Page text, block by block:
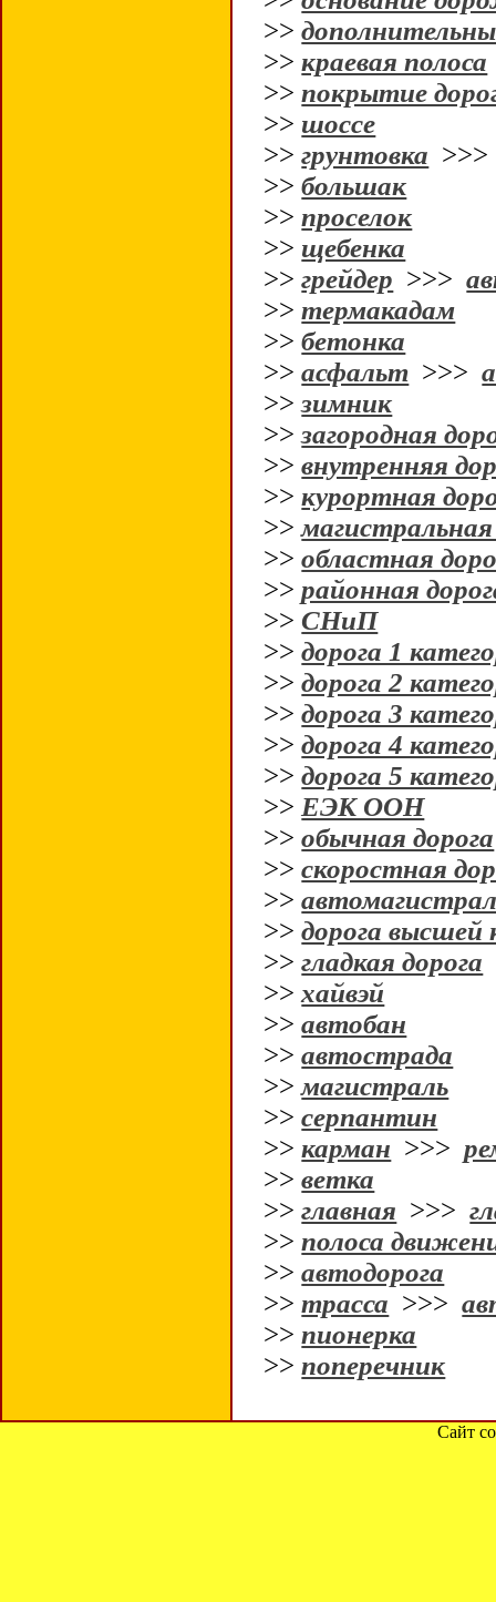
>>
>>краевая полоса
>>покрытие
>> шоссе
>>грунтовка
>>большак
>>проселок
>> щебенка
>>грейдер >>>
>>термакадам
>>бетонка
>>асфальт >>>
>>зимник
>>загородная
>>внутренняя
>>курортная
>>магистральная
>>областная
>>районная
>>СНиП
>>дорога 1
>>дорога 2
>>дорога 3
>>дорога 4
>>дорога 5
>> ЕЭК ООН
>>обычная дорога
>>скоростная
>>
>>дорога высшей
>>гладкая дорога
>>хайвэй
>>автобан
>>автострада
>>магистраль
>>серпантин
>>карман >>>
>>ветка
>>главная >>>
>>полоса
>>автодорога
>>трасса >>>
>>пионерка
>>поперечник
Сайт